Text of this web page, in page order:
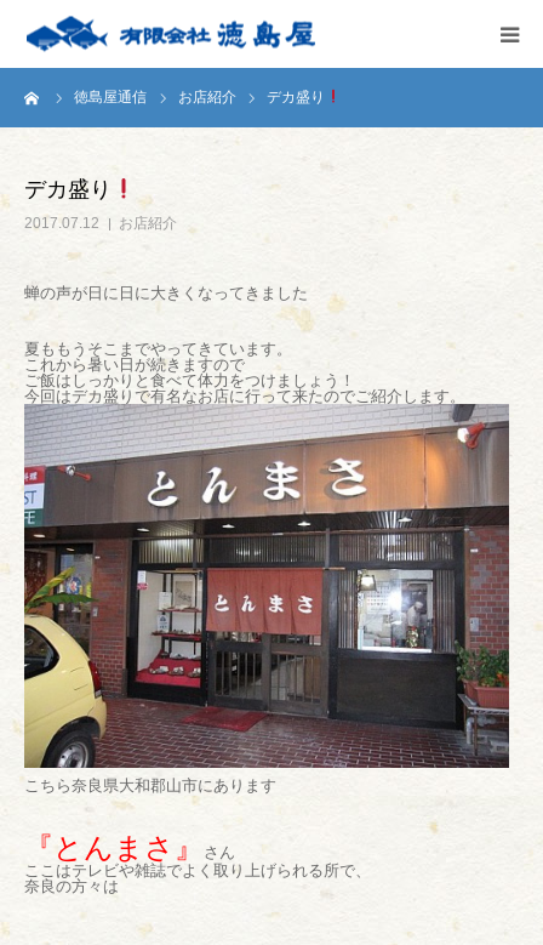
徳島屋通信 お店紹介 デカ盛り
デカ盛り
2017.07.12 お店紹介
蝉の声が日に日に大きくなってきました
夏ももうそこまでやってきています。
これから暑い日が続きますので
ご飯はしっかりと食べて体力をつけましょう！
今回はデカ盛りで有名なお店に行って来たのでご紹介します。
こちら奈良県大和郡山市にあります
『とんまさ』
さん
ここはテレビや雑誌でよく取り上げられる所で、
奈良の方々は
HOME
商品案内
お問い合わせ